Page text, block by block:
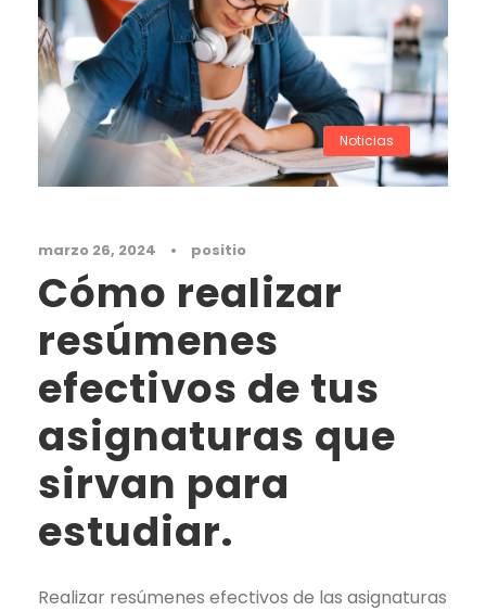
Noticias
marzo 26, 2024 • positio
Cómo realizar
resúmenes
efectivos de tus
asignaturas que
sirvan para
estudiar.
Realizar resúmenes efectivos de las asignaturas